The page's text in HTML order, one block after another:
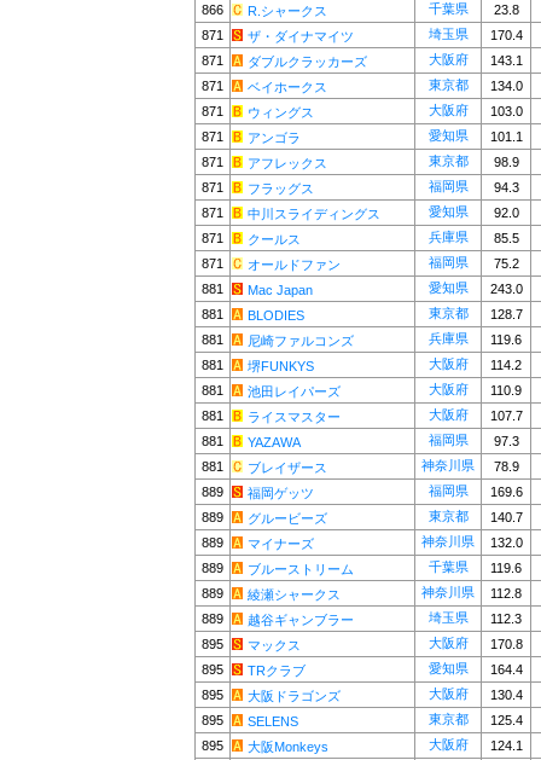
866
R.シャークス 千葉県
23.8
871
ザ・ダイナマイツ 埼玉県
170.4
871
ダブルクラッカーズ 大阪府
143.1
871
ベイホークス 東京都
134.0
871
ウィングス 大阪府
103.0
871
アンゴラ 愛知県
101.1
871
アフレックス 東京都
98.9
871
フラッグス 福岡県
94.3
871
中川スライディングス 愛知県
92.0
871
クールス 兵庫県
85.5
871
オールドファン 福岡県
75.2
881
Mac Japan 愛知県
243.0
881
BLODIES 東京都
128.7
881
尼崎ファルコンズ 兵庫県
119.6
881
堺FUNKYS 大阪府
114.2
881
池田レイパーズ 大阪府
110.9
881
ライスマスター 大阪府
107.7
881
YAZAWA 福岡県
97.3
881
ブレイザース 神奈川県
78.9
889
福岡ゲッツ 福岡県
169.6
889
グルービーズ 東京都
140.7
889
マイナーズ 神奈川県
132.0
889
ブルーストリーム 千葉県
119.6
889
綾瀬シャークス 神奈川県
112.8
889
越谷ギャンブラー 埼玉県
112.3
895
マックス 大阪府
170.8
895
TRクラブ 愛知県
164.4
895
大阪ドラゴンズ 大阪府
130.4
895
SELENS 東京都
125.4
895
大阪Monkeys 大阪府 124.1